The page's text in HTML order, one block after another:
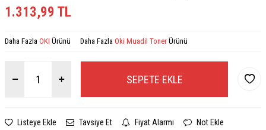
1.313,99 TL
Daha Fazla OKI Ürünü Daha Fazla Oki Muadil Toner Ürünü
SEPETE EKLE
Listeye Ekle Tavsiye Et Fiyat Alarmı Not Ekle